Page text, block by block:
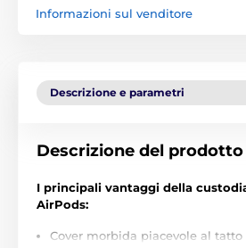
Informazioni sul venditore
Descrizione e parametri
Descrizione del prodotto
I principali vantaggi della
AirPods:
Cover morbida piacevole al tatto